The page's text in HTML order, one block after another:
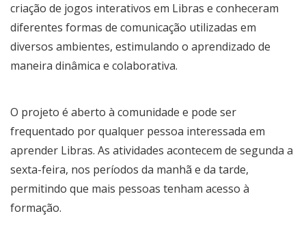
criação de jogos interativos em Libras e conheceram
diferentes formas de comunicação utilizadas em
diversos ambientes, estimulando o aprendizado de
maneira dinâmica e colaborativa.
O projeto é aberto à comunidade e pode ser
frequentado por qualquer pessoa interessada em
aprender Libras. As atividades acontecem de segunda a
sexta-feira, nos períodos da manhã e da tarde,
permitindo que mais pessoas tenham acesso à
formação.